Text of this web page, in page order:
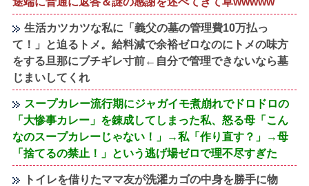
生活カツカツな私に「義父の墓の管理費10万払っ
て！」と迫るトメ。給料減で余裕ゼロなのにトメの味方
をする旦那にブチギレ寸前←自分で管理できないなら墓
じまいしてくれ
スープカレー流行期にジャガイモ煮崩れでドロドロの
「大惨事カレー」を錬成してしまった私、怒る母「こん
なのスープカレーじゃない！」→私「作り直す？」→母
「捨てるの禁止！」という逃げ場ゼロで理不尽すぎた
トイレを借りたママ友が洗濯カゴの中身を勝手に物